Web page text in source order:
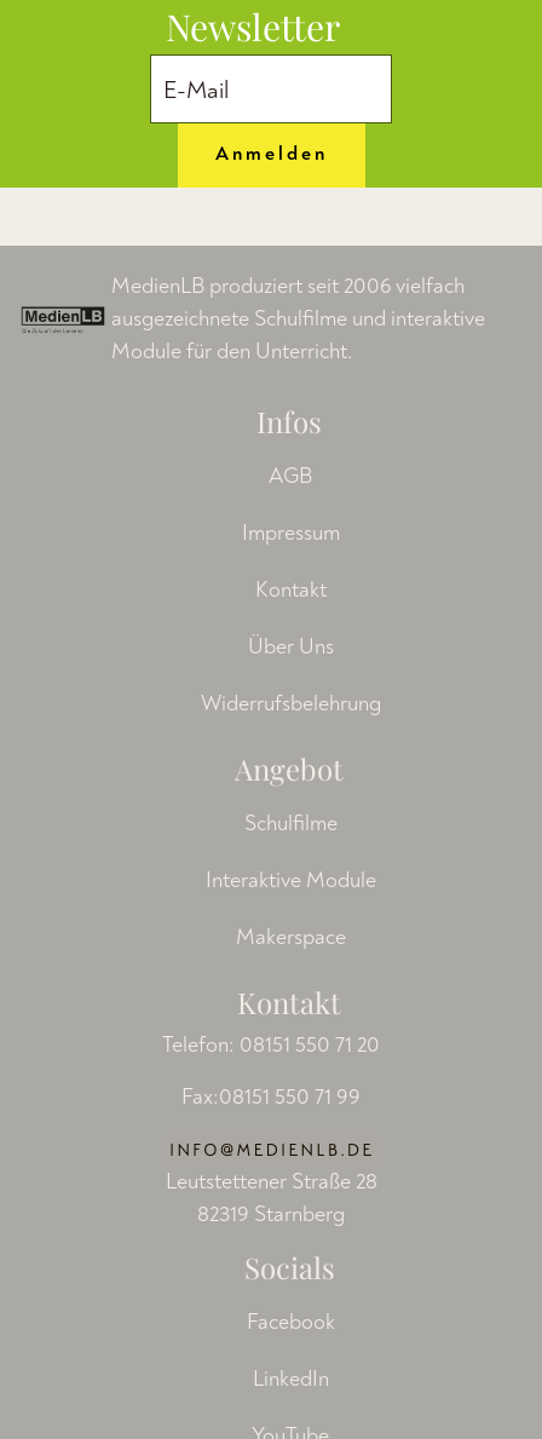
Newsletter
Anmelden
MedienLB produziert seit 2006 vielfach
ausgezeichnete Schulfilme und interaktive
Module für den Unterricht.
Infos
AGB
Impressum
Kontakt
Über Uns
Widerrufsbelehrung
Angebot
Schulfilme
Interaktive Module
Makerspace
Kontakt
Telefon: 08151 550 71 20
Fax:08151 550 71 99
Leutstettener Straße 28
82319 Starnberg
Socials
Facebook
LinkedIn